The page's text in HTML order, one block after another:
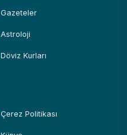
Gazeteler
Astroloji
Döviz Kurları
Çerez Politikası